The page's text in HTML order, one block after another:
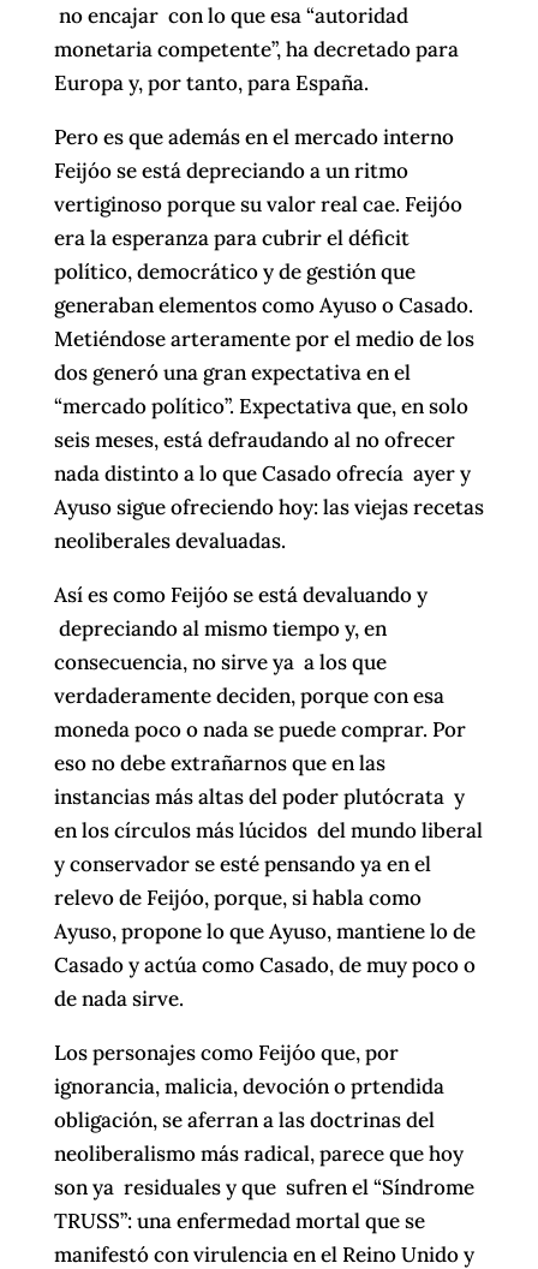
no encajar con lo que esa “autoridad
monetaria competente”, ha decretado para
Europa y, por tanto, para España.
Pero es que además en el mercado interno
Feijóo se está depreciando a un ritmo
vertiginoso porque su valor real cae. Feijóo
era la esperanza para cubrir el déficit
político, democrático y de gestión que
generaban elementos como Ayuso o Casado.
Metiéndose arteramente por el medio de los
dos generó una gran expectativa en el
“mercado político”. Expectativa que, en solo
seis meses, está defraudando al no ofrecer
nada distinto a lo que Casado ofrecía ayer y
Ayuso sigue ofreciendo hoy: las viejas recetas
neoliberales devaluadas.
Así es como Feijóo se está devaluando y
depreciando al mismo tiempo y, en
consecuencia, no sirve ya a los que
verdaderamente deciden, porque con esa
moneda poco o nada se puede comprar. Por
eso no debe extrañarnos que en las
instancias más altas del poder plutócrata y
en los círculos más lúcidos del mundo liberal
y conservador se esté pensando ya en el
relevo de Feijóo, porque, si habla como
Ayuso, propone lo que Ayuso, mantiene lo de
Casado y actúa como Casado, de muy poco o
de nada sirve.
Los personajes como Feijóo que, por
ignorancia, malicia, devoción o prtendida
obligación, se aferran a las doctrinas del
neoliberalismo más radical, parece que hoy
son ya residuales y que sufren el “Síndrome
TRUSS”: una enfermedad mortal que se
manifestó con virulencia en el Reino Unido y